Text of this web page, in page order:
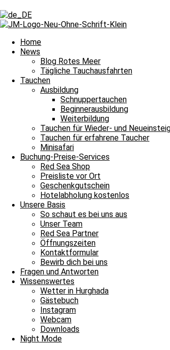
Home
News
Blog Rotes Meer
Tägliche Tauchausfahrten
Tauchen
Ausbildung
Schnuppertauchen
Beginnerausbildung
Weiterbildung
Tauchen für Wieder- und
Tauchen für erfahrene Taucher
Minisafari
Buchung-Preise-Services
Red Sea Shop
Preisliste vor Ort
Geschenkgutschein
Hotelabholung kostenlos
Unsere Basis
So schaut es bei uns aus
Unser Team
Red Sea Partner
Öffnungszeiten
Kontaktformular
Bewirb dich bei uns
Fragen und Antworten
Wissenswertes
Wetter in Hurghada
Gästebuch
Instagram
Webcam
Downloads
Night Mode
Schlagwort: Team
Schlagwort: Team
Blog Rotes Meer
Ein herzliches Happy Birthday für
Ein herzliches Happy Birthday für Nicole Am 6.
Weiterlesen »
6. Dezember 20233 Kommentare
Blog Rotes Meer
Einen tollen Geburtstag liebe Nicole
Einen tollen Geburtstag liebe Nicole Der Monat
Weiterlesen »
6. Dezember 20221 Kommentar
Blog Rotes Meer
Andrej feiert heute seinen Geburtstag
Andrej feiert heute seinen Geburtstag Schon
Weiterlesen »
12. Juni 20223 Kommentare
Blog Rotes Meer
Wir wünschen Nicole einen tollen